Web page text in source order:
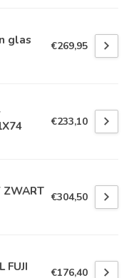
glas €269,95
€233,10
ZWART €304,50
FUJI €176,40